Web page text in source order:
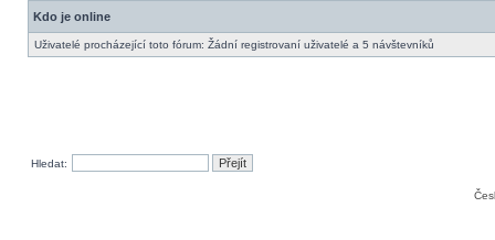
Kdo je online
Uživatelé procházející toto fórum: Žádní registrovaní uživatelé a 5 návštevníků
Hledat: